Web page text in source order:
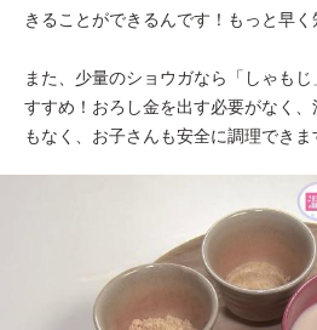
きることができるんです！もっと早く
また、少量のショウガなら「しゃも
すすめ！おろし金を出す必要がなく
もなく、お子さんも安全に調理できま